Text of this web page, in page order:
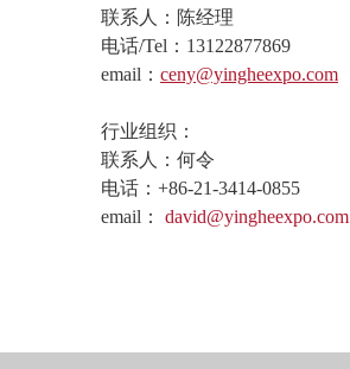
联系人：陈经理
电话/Tel：13122877869
email： ceny@yingheexpo.com
行业组织：
联系人：何令
电话：+86-21-3414-0855
email： david@yingheexpo.com